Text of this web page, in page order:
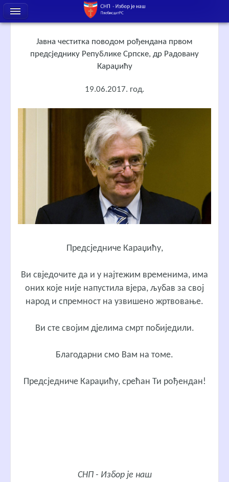
Јавна честитка поводом рођендана првом
предсједнику Републике Српске, др Радовану
Караџићу
19.06.2017. год.
Предсједниче Караџићу,
Ви свједочите да и у најтежим временима, има
оних које није напустила вјера, љубав за свој
народ и спремност на узвишено жртвовање.
Ви сте својим дјелима смрт побиједили.
Благодарни смо Вам на томе.
Предсједниче Караџићу, срећан Ти рођендан!
СНП - Избор је наш